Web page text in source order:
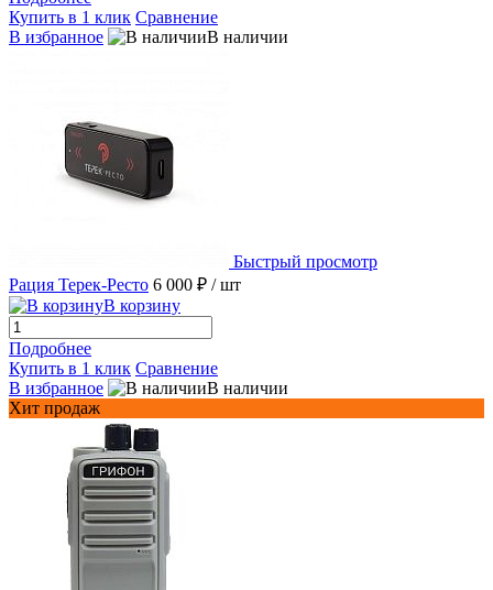
Купить в 1 клик Сравнение
В избранное
В наличии
Быстрый просмотр
Рация Терек-Ресто 6 000 ₽ / шт
В корзину
Подробнее
Купить в 1 клик Сравнение
В избранное
В наличии
Хит продаж